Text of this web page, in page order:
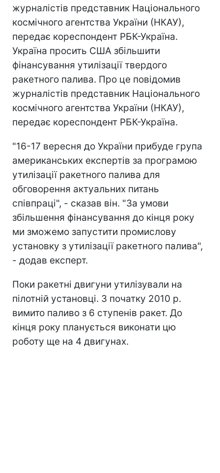
журналістів представник Національного
космічного агентства України (НКАУ),
передає кореспондент РБК-Україна.
Україна просить США збільшити
фінансування утилізації твердого
ракетного палива. Про це повідомив
журналістів представник Національного
космічного агентства України (НКАУ),
передає кореспондент РБК-Україна.
"16-17 вересня до України прибуде група
американських експертів за програмою
утилізації ракетного палива для
обговорення актуальних питань
співпраці", - сказав він. "За умови
збільшення фінансування до кінця року
ми зможемо запустити промислову
установку з утилізації ракетного палива",
- додав експерт.
Поки ракетні двигуни утилізували на
пілотній установці. З початку 2010 р.
вимито паливо з 6 ступенів ракет. До
кінця року планується виконати цю
роботу ще на 4 двигунах.